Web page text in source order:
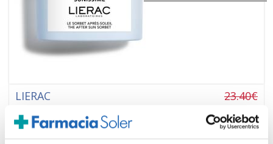
LIERAC
(50ML)
23.40€
17,55€
- + Añadir